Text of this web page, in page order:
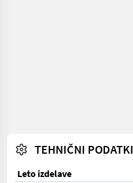
TEHNIČNI PODATKI
Leto izdelave